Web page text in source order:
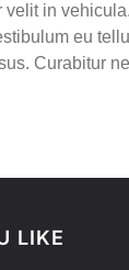
in
eu
Curabitur
LIKE